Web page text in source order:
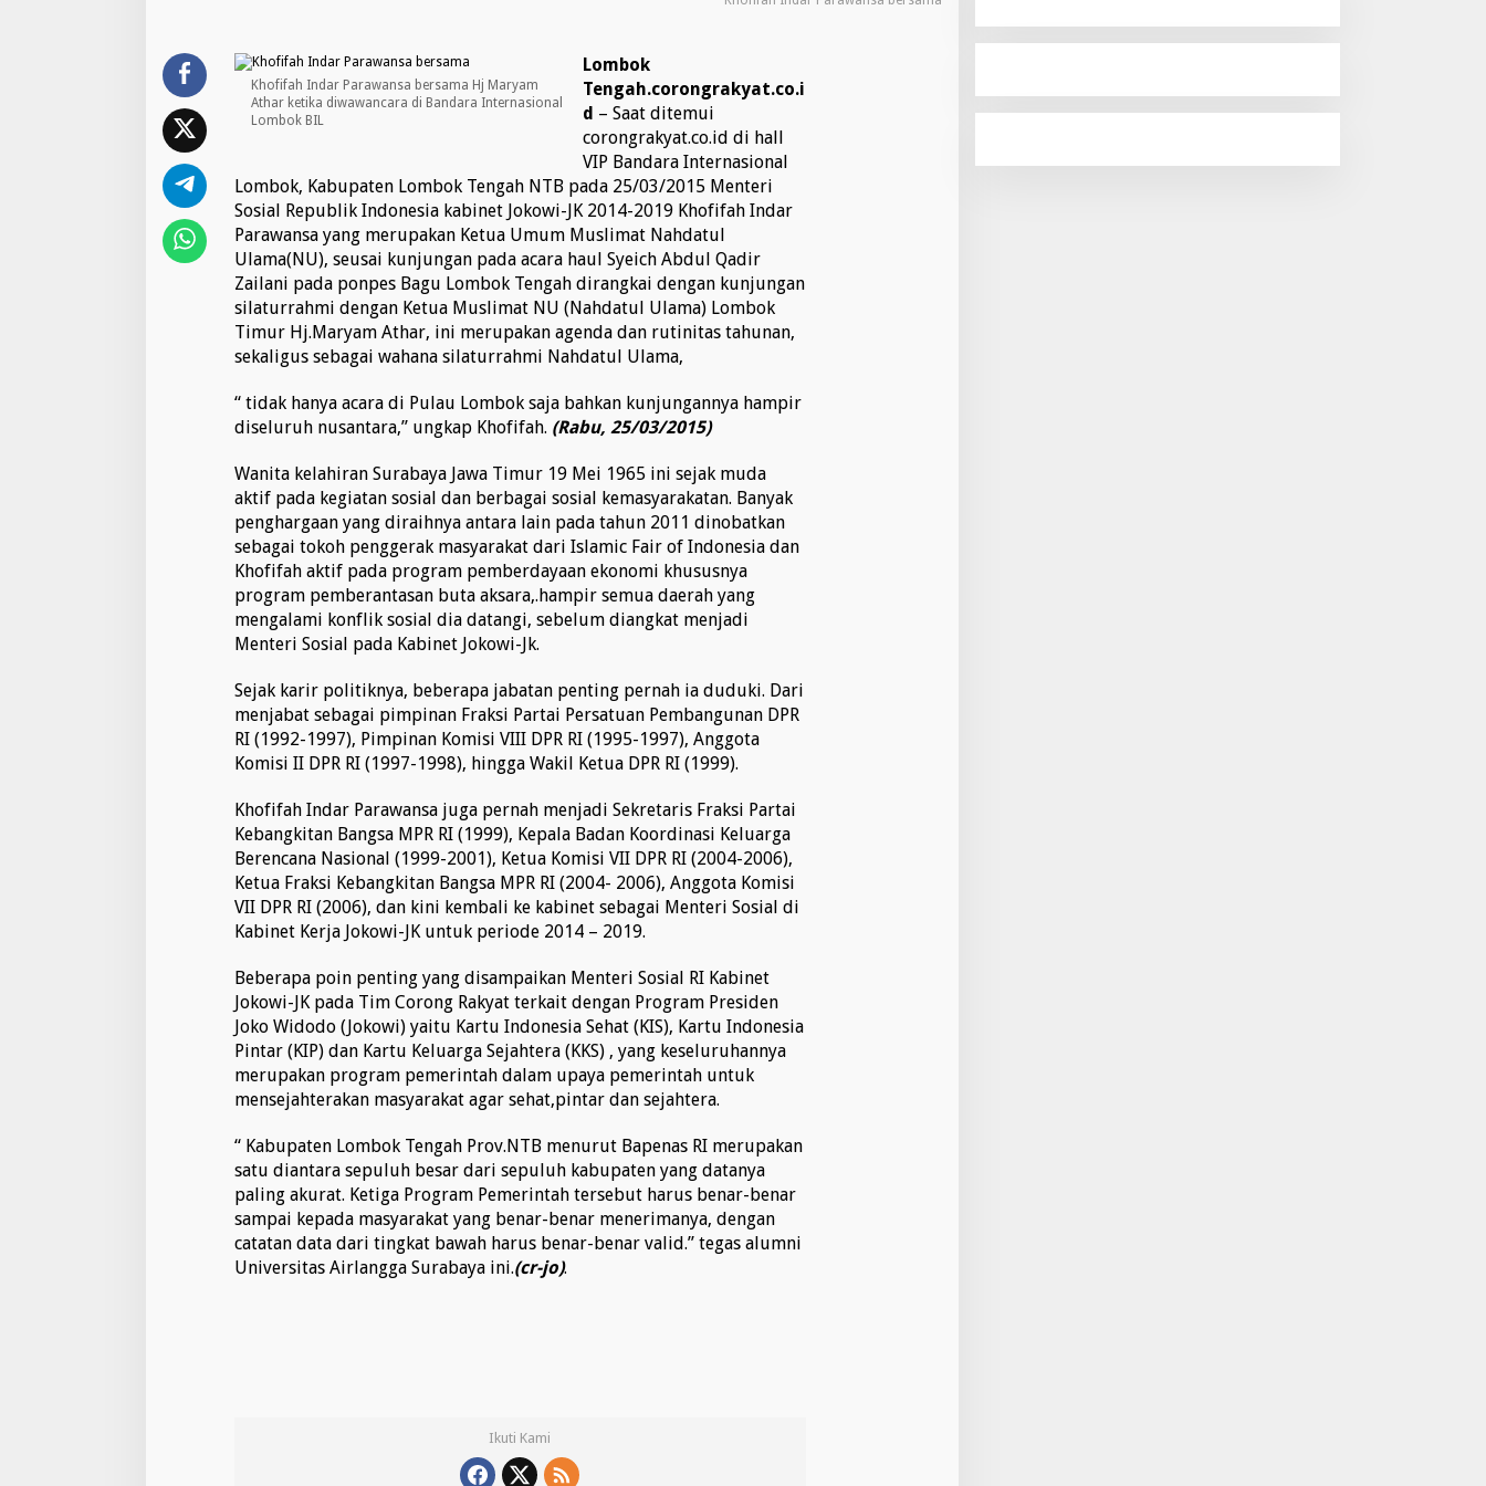
r
a
w
a
a
P
r
o
g
r
a
m
P
m
r
n
t
a
h
H
a
u
s
b
e
r
i
n
K
e
p
a
d
a
a
n
g
B
e
r
h
M
e
n
e
i
m
Khofifah Indar Parawansa bersama Hj Maryam
Athar ketika diwawancara di Bandara Internasional
Lombok BIL
Lombok
Tengah.corongrakyat.co.i
d – Saat ditemui
corongrakyat.co.id di hall
VIP Bandara Internasional
Lombok, Kabupaten Lombok Tengah NTB pada 25/03/2015 Menteri
Sosial Republik Indonesia kabinet Jokowi-JK 2014-2019 Khofifah Indar
Parawansa yang merupakan Ketua Umum Muslimat Nahdatul
Ulama(NU), seusai kunjungan pada acara haul Syeich Abdul Qadir
Zailani pada ponpes Bagu Lombok Tengah dirangkai dengan kunjungan
silaturrahmi dengan Ketua Muslimat NU (Nahdatul Ulama) Lombok
Timur Hj.Maryam Athar, ini merupakan agenda dan rutinitas tahunan,
sekaligus sebagai wahana silaturrahmi Nahdatul Ulama,
“ tidak hanya acara di Pulau Lombok saja bahkan kunjungannya hampir
diseluruh nusantara,” ungkap Khofifah. (Rabu, 25/03/2015)
Wanita kelahiran Surabaya Jawa Timur 19 Mei 1965 ini sejak muda
aktif pada kegiatan sosial dan berbagai sosial kemasyarakatan. Banyak
penghargaan yang diraihnya antara lain pada tahun 2011 dinobatkan
sebagai tokoh penggerak masyarakat dari Islamic Fair of Indonesia dan
Khofifah aktif pada program pemberdayaan ekonomi khususnya
program pemberantasan buta aksara,.hampir semua daerah yang
mengalami konflik sosial dia datangi, sebelum diangkat menjadi
Menteri Sosial pada Kabinet Jokowi-Jk.
Sejak karir politiknya, beberapa jabatan penting pernah ia duduki. Dari
menjabat sebagai pimpinan Fraksi Partai Persatuan Pembangunan DPR
RI (1992-1997), Pimpinan Komisi VIII DPR RI (1995-1997), Anggota
Komisi II DPR RI (1997-1998), hingga Wakil Ketua DPR RI (1999).
Khofifah Indar Parawansa juga pernah menjadi Sekretaris Fraksi Partai
Kebangkitan Bangsa MPR RI (1999), Kepala Badan Koordinasi Keluarga
Berencana Nasional (1999-2001), Ketua Komisi VII DPR RI (2004-2006),
Ketua Fraksi Kebangkitan Bangsa MPR RI (2004- 2006), Anggota Komisi
VII DPR RI (2006), dan kini kembali ke kabinet sebagai Menteri Sosial di
Kabinet Kerja Jokowi-JK untuk periode 2014 – 2019.
Beberapa poin penting yang disampaikan Menteri Sosial RI Kabinet
Jokowi-JK pada Tim Corong Rakyat terkait dengan Program Presiden
Joko Widodo (Jokowi) yaitu Kartu Indonesia Sehat (KIS), Kartu Indonesia
Pintar (KIP) dan Kartu Keluarga Sejahtera (KKS) , yang keseluruhannya
merupakan program pemerintah dalam upaya pemerintah untuk
mensejahterakan masyarakat agar sehat,pintar dan sejahtera.
“ Kabupaten Lombok Tengah Prov.NTB menurut Bapenas RI merupakan
satu diantara sepuluh besar dari sepuluh kabupaten yang datanya
paling akurat. Ketiga Program Pemerintah tersebut harus benar-benar
sampai kepada masyarakat yang benar-benar menerimanya, dengan
catatan data dari tingkat bawah harus benar-benar valid.” tegas alumni
Universitas Airlangga Surabaya ini.(cr-jo).
Ikuti Kami